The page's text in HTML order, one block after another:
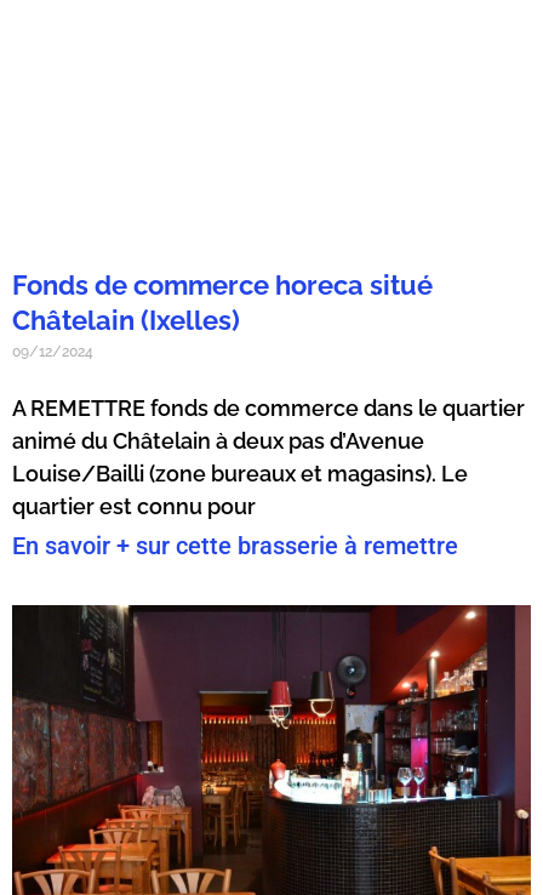
Fonds de commerce horeca situé
Châtelain (Ixelles)
09/12/2024
A REMETTRE fonds de commerce dans le quartier
animé du Châtelain à deux pas d’Avenue
Louise/Bailli (zone bureaux et magasins). Le
quartier est connu pour
En savoir + sur cette brasserie à remettre